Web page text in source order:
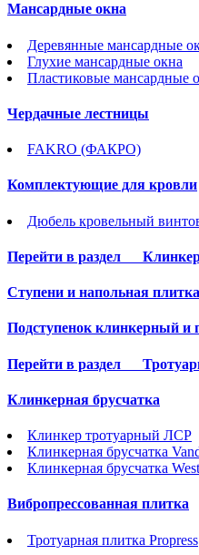
Мансардные окна
Деревянные мансардные
Глухие мансардные окна
Пластиковые мансардные
Чердачные лестницы
FAKRO (ФАКРО)
Комплектующие для кровли
Дюбель кровельный
Перейти в раздел
Cтупени и напольная
Подступенок клинкерный и
Перейти в раздел
Клинкерная брусчатка
Клинкер тротуарный ЛСР
Клинкерная брусчатка
Клинкерная брусчатка
Вибропрессованная плитка
Тротуарная плитка Propress